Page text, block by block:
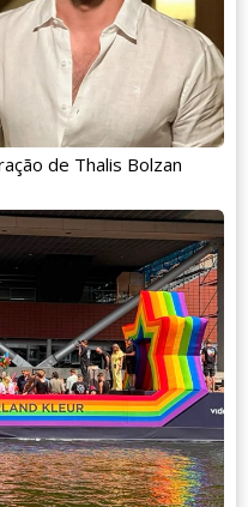
de Thalis Bolzan